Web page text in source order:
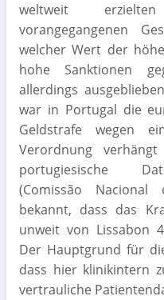
weltweit
vorangegangenen
welcher Wert der
hohe Sanktionen
allerdings
war in Portugal die
Geldstrafe wegen
Verordnung
portugiesische
(Comissão
bekannt, dass das
unweit von Lissabon
Der Hauptgrund für
dass hier klinikintern
vertrauliche